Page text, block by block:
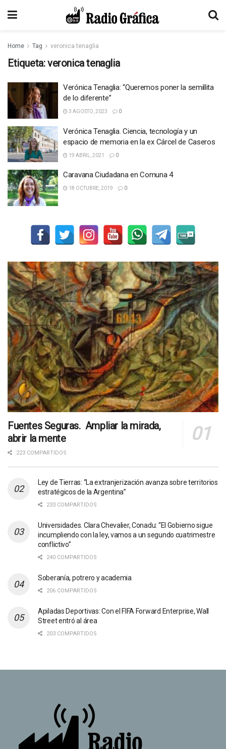
Home Tag veronica tenaglia
Etiqueta:veronica tenaglia
Verónica Tenaglia: “Queremos poner la semillita
de lo diferente”
3 AGOSTO, 2023 0
Verónica Tenaglia. Ciencia, tecnología y un
espacio de memoria en la ex Cárcel de Caseros
19 ABRIL, 2021 0
Caravana Ciudadana en Comuna 4
18 OCTUBRE, 2019 0
Fuentes Seguras. Ampliar la mirada,
abrir la mente
223 COMPARTIDOS
Ley de Tierras: “La extranjerización avanza sobre territorios
estratégicos de la Argentina”
233 COMPARTIDOS
Universidades. Clara Chevalier, Conadu: “El Gobierno sigue
incumpliendo con la ley, vamos a un segundo cuatrimestre
conflictivo”
240 COMPARTIDOS
Soberanía, potrero y academia
206 COMPARTIDOS
Apiladas Deportivas: Con el FIFA Forward Enterprise, Wall
Street entró al área
203 COMPARTIDOS